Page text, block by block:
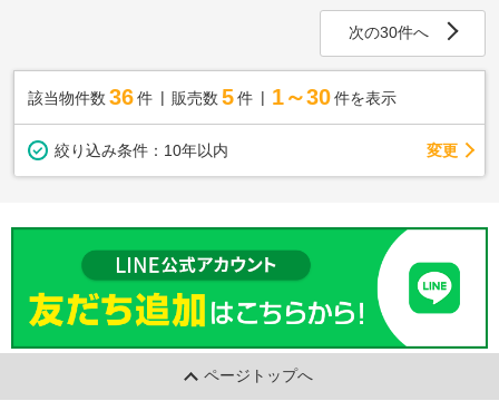
次の30件へ
該当物件数 36件 販売数 5 件 1～30 件を表示
絞り込み条件： 10年以内 変更
ページトップへ